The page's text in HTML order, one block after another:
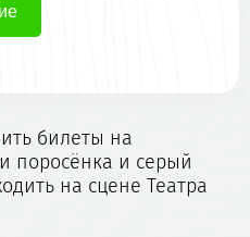
билеты на
поросёнка и серый
на сцене Театра